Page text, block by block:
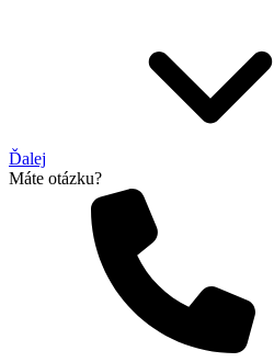
Ďalej
Máte otázku?